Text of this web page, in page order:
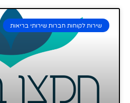
שירות לקוחות חברות שירותי בריאות